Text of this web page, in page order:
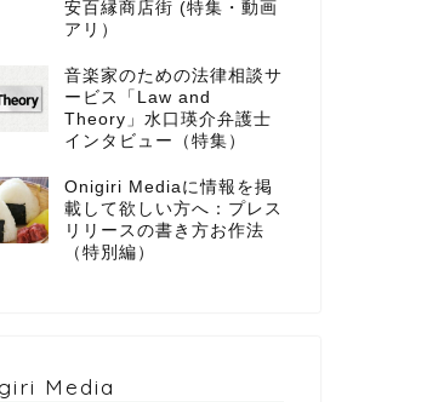
安百縁商店街 (特集・動画
アリ）
音楽家のための法律相談サ
ービス「Law and
Theory」水口瑛介弁護士
インタビュー（特集）
Onigiri Mediaに情報を掲
載して欲しい方へ：プレス
リリースの書き方お作法
（特別編）
Media